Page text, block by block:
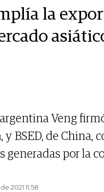
la
Veng
y BSED, de China,
generadas por la
2021 11.58